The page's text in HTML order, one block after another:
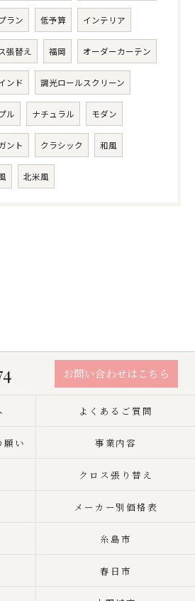
ラン 低予算 インテリア
張替え 福岡 オーダーカーテン
ンド 調光ロールスクリーン
ル ナチュラル モダン
ント クラシック 和風
北米風
お問い合わせはこちら
よくあるご質問
願い 事業内容
クロス張り替え
メーカー別価格表
糸島市
春日市